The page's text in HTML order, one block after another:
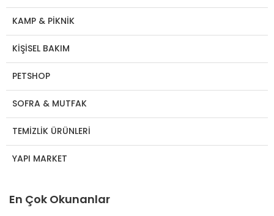
KAMP & PİKNİK
KİŞİSEL BAKIM
PETSHOP
SOFRA & MUTFAK
TEMİZLİK ÜRÜNLERİ
YAPI MARKET
En Çok Okunanlar